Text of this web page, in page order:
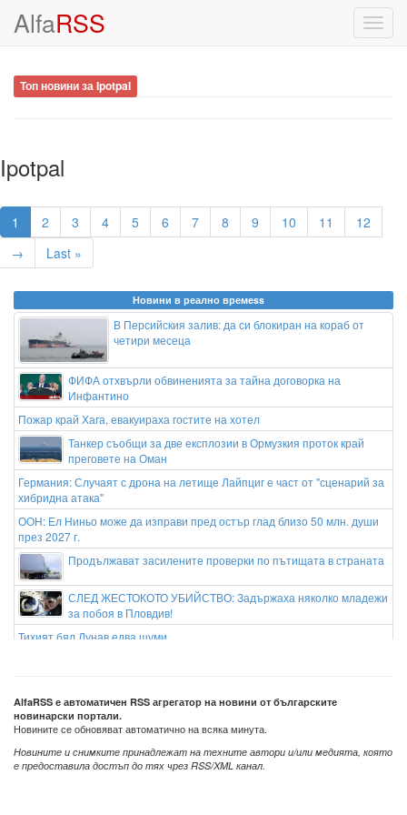
AlfaRSS
Топ новини за Ipotpal
Ipotpal
1 2 3 4 5 6 7 8 9 10 11
12
→
Last »
Новини в реално времеss
В Персийския залив: да си блокиран на кораб от
четири месеца
ФИФА отхвърли обвиненията за тайна договорка на
Инфантино
Пожар край Хага, евакуираха гостите на хотел
Танкер съобщи за две експлозии в Ормузкия проток край
преговете на Оман
Германия: Случаят с дрона на летище Лайпциг е част от "сценарий за
хибридна атака"
ООН: Ел Ниньо може да изправи пред остър глад близо 50 млн. души
през 2027 г.
Продължават засилените проверки по пътищата в страната
СЛЕД ЖЕСТОКОТО УБИЙСТВО: Задържаха няколко младежи
за побоя в Пловдив!
Тихият бял Дунав едва шуми
AlfaRSS е автоматичен RSS агрегатор на новини от българските
новинарски портали.
Новините се обновяват автоматично на всяка минута.
Новините и снимките принадлежат на техните автори и/или медията, която
е предоставила достъп до тях чрез RSS/XML канал.